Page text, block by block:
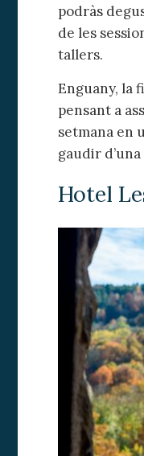
podràs
de les
tallers.
Enguany, la
pensant a
setmana en
gaudir d’una
Hotel